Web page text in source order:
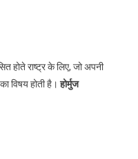
होते राष्ट्र के लिए, जो अपनी
विषय होती है।होर्मुज